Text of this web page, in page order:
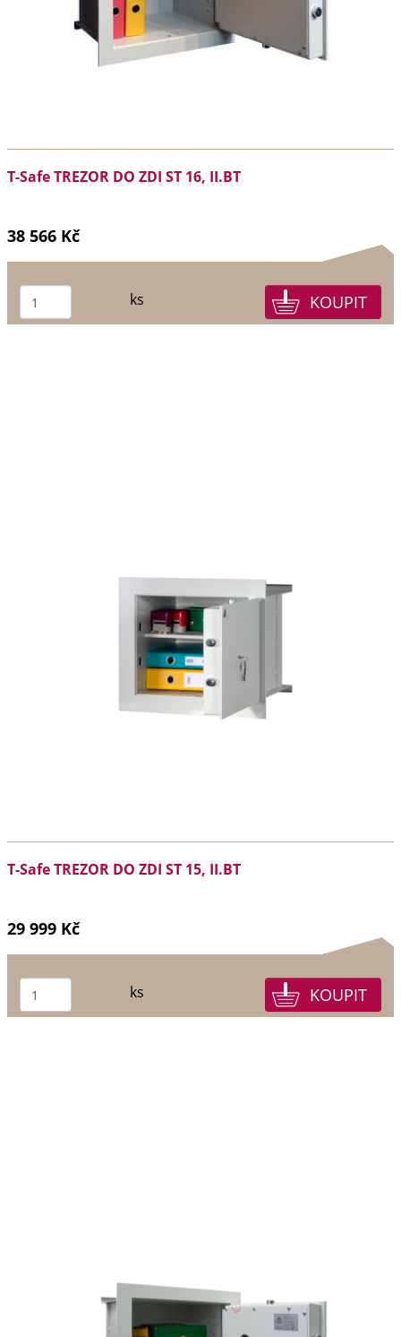
T-Safe TREZOR DO ZDI ST 16, II.BT
38 566 Kč
ks
T-Safe TREZOR DO ZDI ST 15, II.BT
29 999 Kč
ks